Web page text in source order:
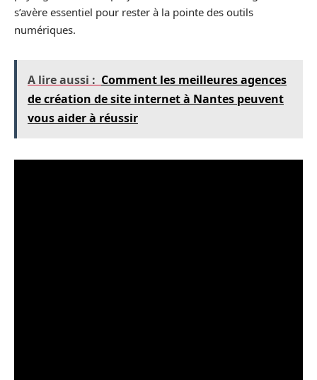
s’avère essentiel pour rester à la pointe des outils
numériques.
A lire aussi : Comment les meilleures agences
de création de site internet à Nantes peuvent
vous aider à réussir